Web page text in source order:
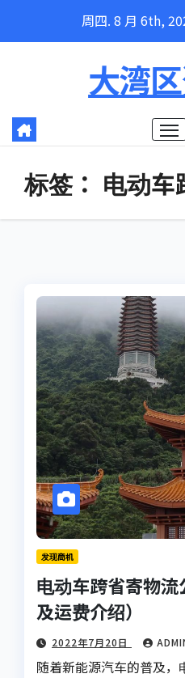
周四. 8 月 6th,
大湾
标签： 电动车
发现商机
电动车跨省寄物
及运费介绍）
2022年7月20日
随着新能源汽车的普及